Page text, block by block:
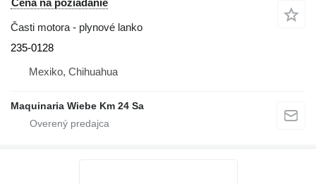
Cena na požiadanie
Časti motora - plynové lanko
235-0128
Mexiko, Chihuahua
Maquinaria Wiebe Km 24 Sa